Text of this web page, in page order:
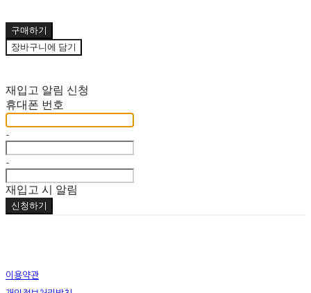
구매하기
장바구니에 담기
재입고 알림 신청
휴대폰 번호
-
-
재입고 시 알림
신청하기
이용약관